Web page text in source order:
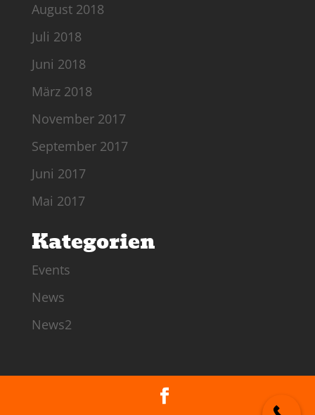
August 2018
Juli 2018
Juni 2018
März 2018
November 2017
September 2017
Juni 2017
Mai 2017
Kategorien
Events
News
News2